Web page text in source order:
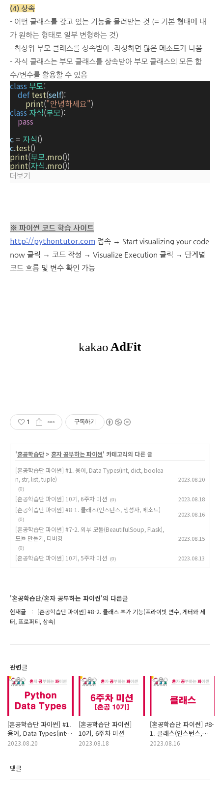
(4) 상속
- 어떤 클래스를 갖고 있는 기능을 물려받는 것 (= 기본 형태에 내
가 원하는 형태로 일부 변형하는 것)
- 최상위 부모 클래스를 상속받아 .작성하면 많은 메소드가 나옴
- 자식 클래스는 부모 클래스를 상속받아 부모 클래스의 모든 함
수/변수를 활용할 수 있음
class 부모:
def test(self):
print("안녕하세요")
class 자식(부모):
pass
c = 자식()
c.test()
print(부모.mro())
print(자식.mro())
더보기
※ 파이썬 코드 학습 사이트
http://pythontutor.com 접속 → Start visualizing your code
now 클릭 → 코드 작성 → Visualize Execution 클릭 → 단계별
코드 흐름 및 변수 확인 가능
1 구독하기
'혼공학습단 > 혼자 공부하는 파이썬' 카테고리의 다른 글
[혼공학습단 파이썬] #1. 용어, Data Types(int, dict, boolea
n, str, list, tuple)
(0)
2023.08.20
[혼공학습단 파이썬] 10기, 6주차 미션 (0) 2023.08.18
[혼공학습단 파이썬] #8-1. 클래스(인스턴스, 생성자, 메소드)
(0)
2023.08.16
[혼공학습단 파이썬] #7-2. 외부 모듈(BeautifulSoup, Flask),
모듈 만들기, 디버깅
(0)
2023.08.15
[혼공학습단 파이썬] 10기, 5주차 미션 (0) 2023.08.13
'혼공학습단/혼자 공부하는 파이썬'의 다른글
현재글
[혼공학습단 파이썬] #8-2. 클래스 추가 기능(프라이빗 변수, 게터와 세
터, 프로퍼티, 상속)
관련글
[혼공학습단 파이썬] #1.
용어, Data Types(int,
dict, boolean, str,
2023.08.20
[혼공학습단 파이썬]
10기, 6주차 미션
2023.08.18
[혼공학습단 파이썬] #8-
1. 클래스(인스턴스,
생성자, 메소드)
2023.08.16
댓글